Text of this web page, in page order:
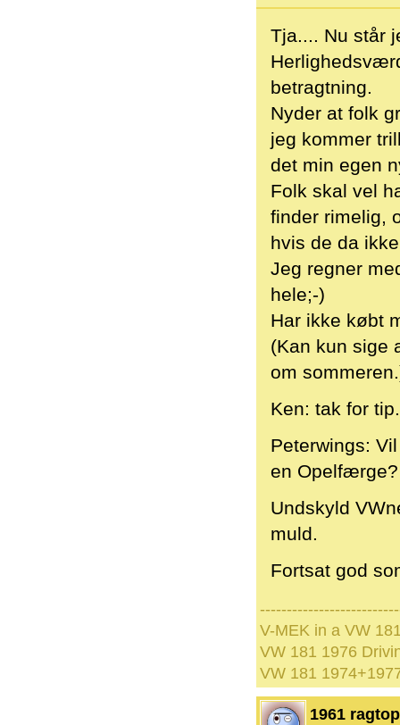
Tja.... Nu står
betragtning.
Nyder at folk
jeg kommer
det min egen
Folk skal vel
finder rimelig,
hvis de da
Jeg regner
hele;-)
Har ikke købt
(Kan kun sige
om
Ken: tak for tip.
Peterwings:
en Opelfærge?
Undskyld
muld.
Fortsat god
V-MEK in a VW
VW 181 1976
VW 181
1961 ragtop